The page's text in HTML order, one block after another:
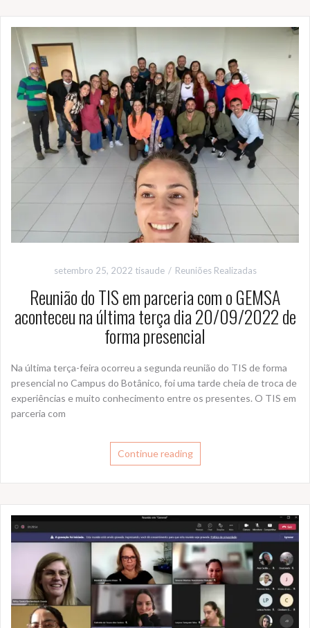
setembro 25, 2022 tisaude Reuniões Realizadas
Reunião do TIS em parceria com o GEMSA
aconteceu na última terça dia 20/09/2022 de
forma presencial
Na última terça-feira ocorreu a segunda reunião do TIS de forma
presencial no Campus do Botânico, foi uma tarde cheia de troca de
experiências e muito conhecimento entre os presentes. O TIS em
parceria com
Continue reading